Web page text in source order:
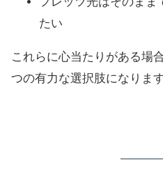
たい
これらに心当たりがある場合
つの有力な選択肢になります